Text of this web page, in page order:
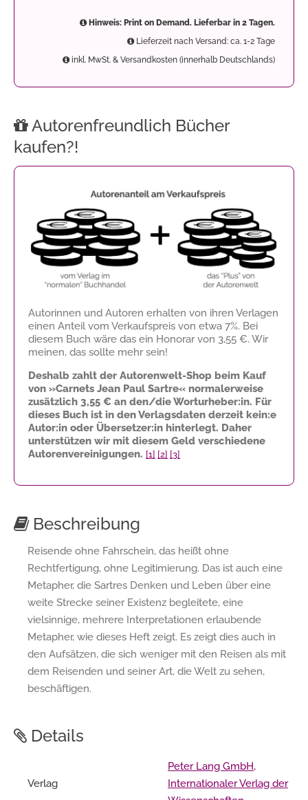
Hinweis: Print on Demand. Lieferbar in 2 Tagen.
Lieferzeit nach Versand: ca. 1-2 Tage
inkl. MwSt. & Versandkosten (innerhalb Deutschlands)
Autorenfreundlich Bücher
kaufen?!
Autorinnen und Autoren erhalten von ihren Verlagen
einen Anteil vom Verkaufspreis von etwa 7%. Bei
diesem Buch wäre das ein Honorar von 3,55 €. Wir
meinen, das sollte mehr sein!
Deshalb zahlt der Autorenwelt-Shop beim Kauf
von »Carnets Jean Paul Sartre« normalerweise
zusätzlich 3,55 € an den/die Worturheber:in. Für
dieses Buch ist in den Verlagsdaten derzeit kein:e
Autor:in oder Übersetzer:in hinterlegt. Daher
unterstützen wir mit diesem Geld verschiedene
Autorenvereinigungen. [1] [2] [3]
Beschreibung
Reisende ohne Fahrschein, das heißt ohne
Rechtfertigung, ohne Legitimierung. Das ist auch eine
Metapher, die Sartres Denken und Leben über eine
weite Strecke seiner Existenz begleitete, eine
vielsinnige, mehrere Interpretationen erlaubende
Metapher, wie dieses Heft zeigt. Es zeigt dies auch in
den Aufsätzen, die sich weniger mit den Reisen als mit
dem Reisenden und seiner Art, die Welt zu sehen,
beschäftigen.
Details
Verlag
Peter Lang GmbH,
Internationaler Verlag der